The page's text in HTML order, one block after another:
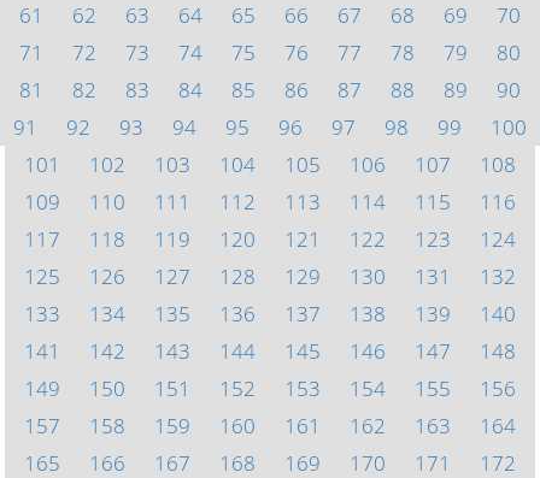
61
62 63 64 65 66 67 68 69
70
71
72 73 74 75 76 77 78 79
80
81
82 83 84 85 86 87 88 89
90
91
92 93 94 95 96 97 98 99
100
101
102 103 104 105 106 107
108
109
110 111 112 113 114 115
116
117
118 119 120 121 122 123
124
125
126 127 128 129 130 131
132
133
134 135 136 137 138 139
140
141
142 143 144 145 146 147
148
149
150 151 152 153 154 155
156
157
158 159 160 161 162 163
164
165
166 167 168 169 170 171
172